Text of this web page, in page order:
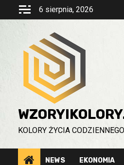
Przejdź
6 sierpnia, 2026
KOLORY ŻYCIA CODZIENNEGO
NEWS EKONOMIA